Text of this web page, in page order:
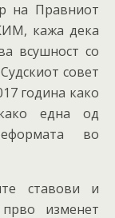
на Правниот
кажа дека
всушност со
совет
година како
една од
во
ставови и
изменет